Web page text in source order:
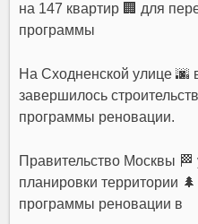
на 147 квартир 🏢 для
программы
На Сходненской улице
завершилось
программы реновации.
Правительство Москвы 🏁
планировки территории
программы реновации в